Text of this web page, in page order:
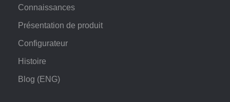
Connaissances
Présentation de produit
Configurateur
Histoire
Blog (ENG)